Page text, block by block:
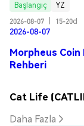
Başlangıç
YZ
2026-08-07
15-20d
2026-08-07
Morpheus
Rehberi
Cat Life
Daha Fazla